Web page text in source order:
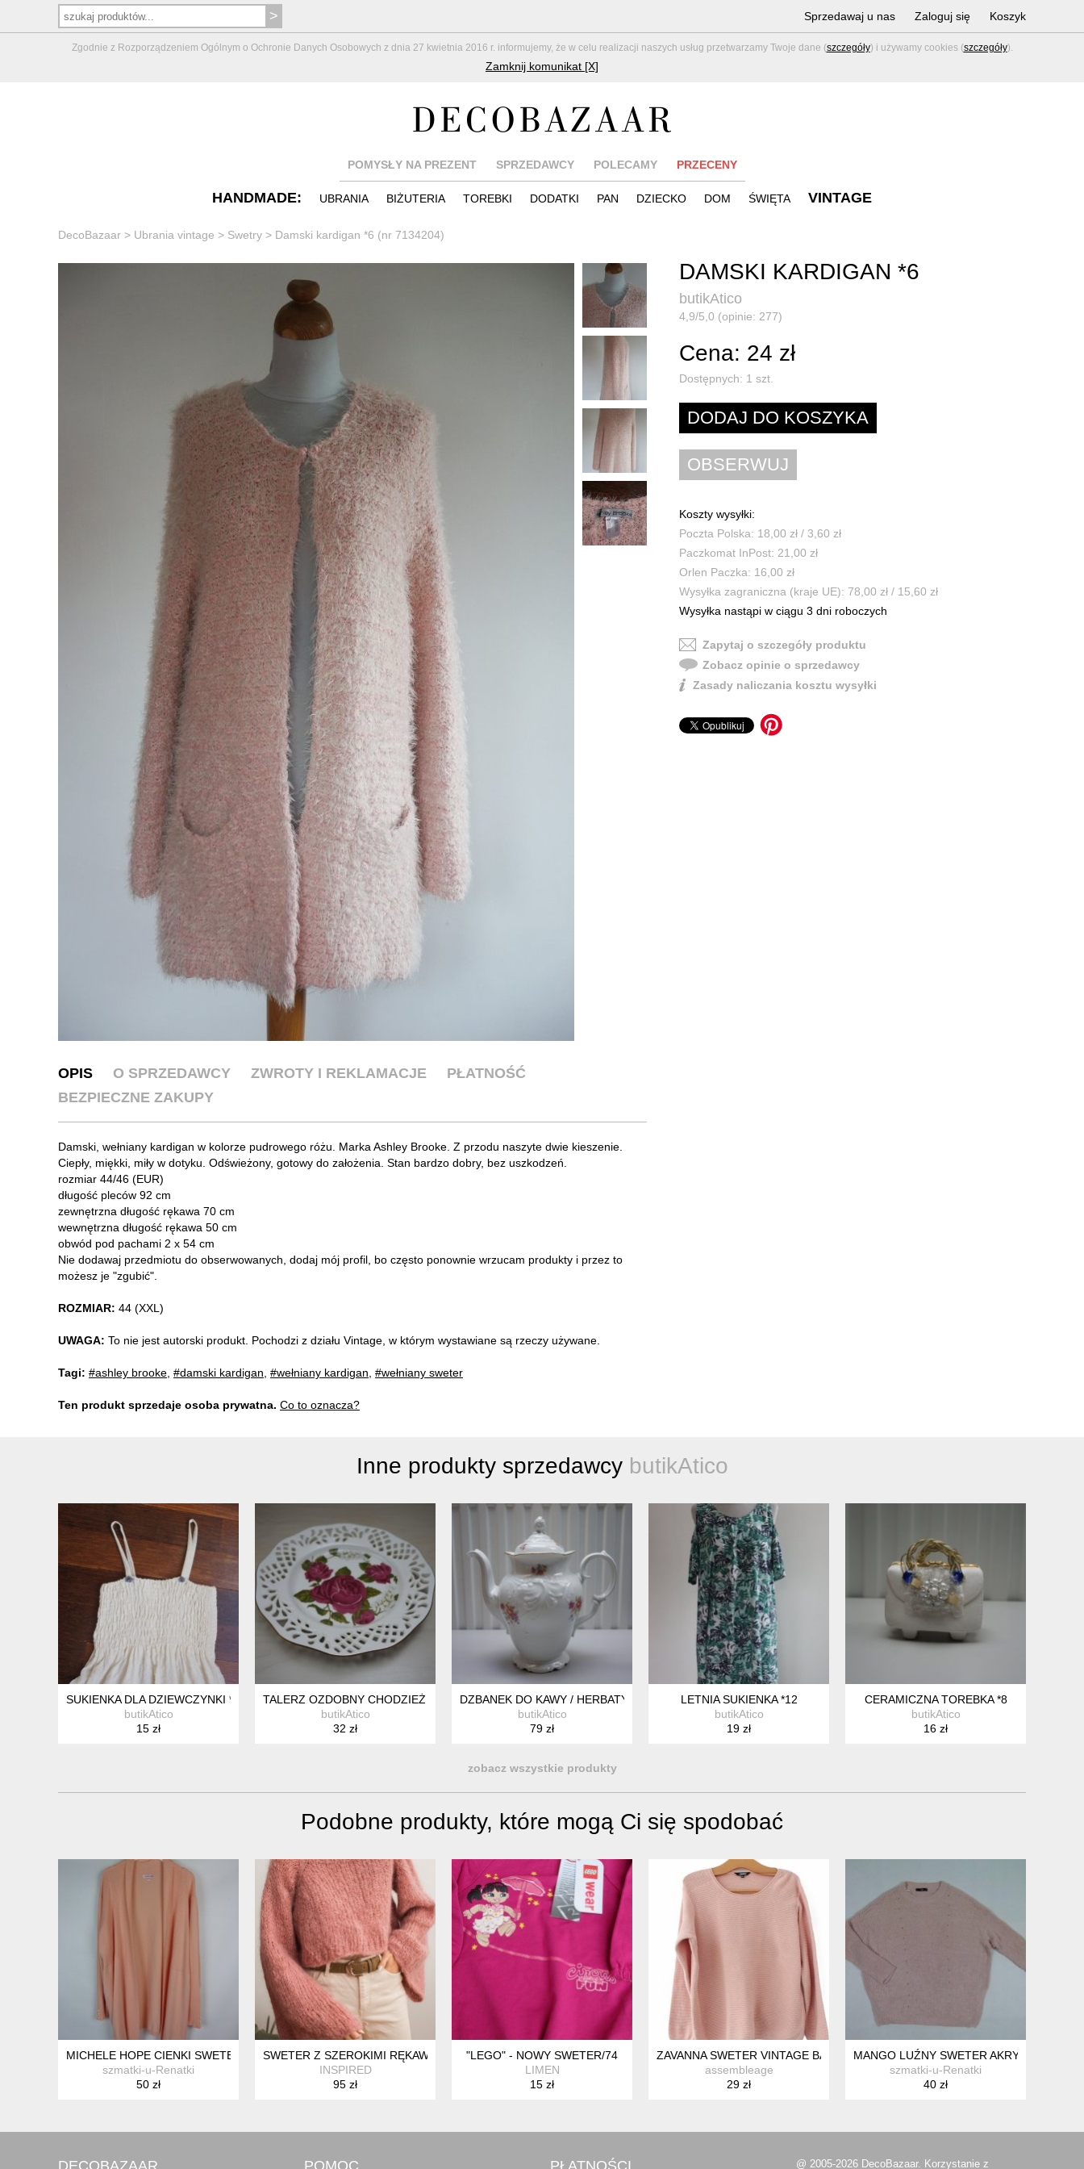
Zgodnie z Rozporządzeniem Ogólnym o Ochronie Danych Osobowych z dnia 27 kwietnia 2016 r. informujemy, że w celu realizacji naszych usług przetwarzamy Twoje dane (szczegóły) i używamy cookies (szczegóły).
Zamknij komunikat [X]
Sprzedawaj u nas Zaloguj się Koszyk
POMYSŁY NA PREZENT SPRZEDAWCY POLECAMY PRZECENY
HANDMADE: UBRANIA BIŻUTERIA TOREBKI DODATKI PAN DZIECKO DOM ŚWIĘTA VINTAGE
DecoBazaar > Ubrania vintage > Swetry > Damski kardigan *6 (nr 7134204)
DAMSKI KARDIGAN *6
butikAtico
4,9/5,0 (opinie: 277)
Cena: 24 zł
Dostępnych: 1 szt.
Koszty wysyłki:
Poczta Polska: 18,00 zł / 3,60 zł
Paczkomat InPost: 21,00 zł
Orlen Paczka: 16,00 zł
Wysyłka zagraniczna (kraje UE): 78,00 zł / 15,60 zł
Wysyłka nastąpi w ciągu 3 dni roboczych
Zapytaj o szczegóły produktu
Zobacz opinie o sprzedawcy
Zasady naliczania kosztu wysyłki
OPIS O SPRZEDAWCY ZWROTY I REKLAMACJE
PŁATNOŚĆ
BEZPIECZNE ZAKUPY
Damski, wełniany kardigan w kolorze pudrowego różu. Marka Ashley Brooke. Z przodu naszyte dwie kieszenie.
Ciepły, miękki, miły w dotyku. Odświeżony, gotowy do założenia. Stan bardzo dobry, bez uszkodzeń.
rozmiar 44/46 (EUR)
długość pleców 92 cm
zewnętrzna długość rękawa 70 cm
wewnętrzna długość rękawa 50 cm
obwód pod pachami 2 x 54 cm
Nie dodawaj przedmiotu do obserwowanych, dodaj mój profil, bo często ponownie wrzucam produkty i przez to
możesz je "zgubić".
ROZMIAR: 44 (XXL)
UWAGA: To nie jest autorski produkt. Pochodzi z działu Vintage, w którym wystawiane są rzeczy używane.
Tagi: #ashley brooke #damski kardigan #wełniany kardigan #wełniany sweter
Ten produkt sprzedaje osoba prywatna. Co to oznacza?
Inne produkty sprzedawcy butikAtico
SUKIENKA DLA DZIEWCZYNKI *18
butikAtico
15 zł
TALERZ OZDOBNY CHODZIEŻ *8
butikAtico
32 zł
DZBANEK DO KAWY / HERBATY *20
butikAtico
79 zł
LETNIA SUKIENKA *12
butikAtico
19 zł
CERAMICZNA TOREBKA *8
butikAtico
16 zł
zobacz wszystkie produkty
Podobne produkty, które mogą Ci się spodobać
MICHELE HOPE CIENKI SWETER KARDIGAN 26 / 28 - 54
szmatki-u-Renatki
50 zł
SWETER Z SZEROKIMI RĘKAWAMI XS
INSPIRED
95 zł
"LEGO" - NOWY SWETER/74
LIMEN
15 zł
ZAVANNA SWETER VINTAGE BAWEŁNIANY
assembleage
29 zł
MANGO LUŹNY SWETER AKRYL
szmatki-u-Renatki
40 zł
DECOBAZAAR POMOC PŁATNOŚCI @ 2005-2026 DecoBazaar. Korzystanie z